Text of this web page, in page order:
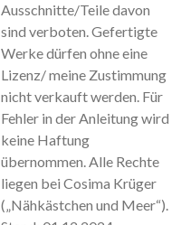
Ausschnitte/Teile davon
sind verboten. Gefertigte
Werke dürfen ohne eine
Lizenz/ meine Zustimmung
nicht verkauft werden. Für
Fehler in der Anleitung wird
keine Haftung
übernommen. Alle Rechte
liegen bei Cosima Krüger
(„Nähkästchen und Meer“).